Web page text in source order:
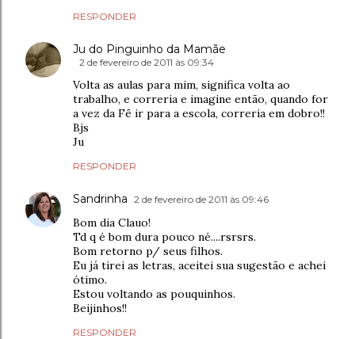
RESPONDER
Ju do Pinguinho da Mamãe
2 de fevereiro de 2011 às 09:34
Volta as aulas para mim, significa volta ao
trabalho, e correria e imagine então, quando for
a vez da Fê ir para a escola, correria em dobro!!
Bjs
Ju
RESPONDER
Sandrinha 2 de fevereiro de 2011 às 09:46
Bom dia Clauo!
Td q é bom dura pouco né....rsrsrs.
Bom retorno p/ seus filhos.
Eu já tirei as letras, aceitei sua sugestão e achei
ótimo.
Estou voltando as pouquinhos.
Beijinhos!!
RESPONDER